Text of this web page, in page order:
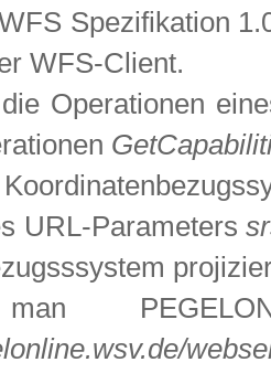
Spezifikation
WFS-Client.
Operationen
URL-Parameters